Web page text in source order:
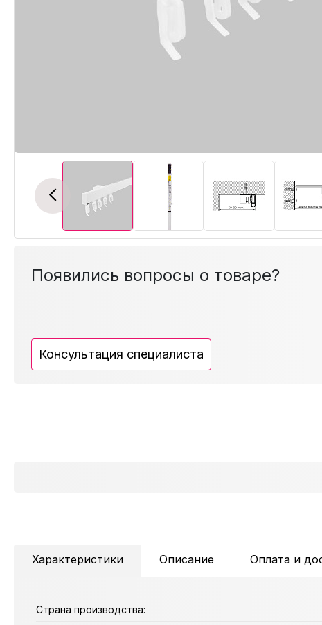
Previous
Появились вопросы о товаре?
Консультация специалиста
Характеристики Описание Оплата и
Страна производства: